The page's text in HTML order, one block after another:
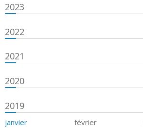
2023
2022
2021
2020
2019
janvier février